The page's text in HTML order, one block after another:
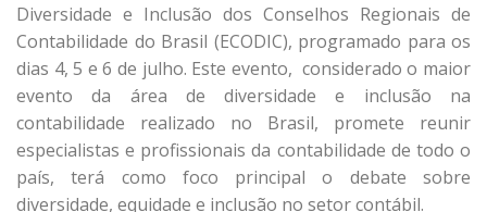
Diversidade e Inclusão dos Conselhos Regionais de
Contabilidade do Brasil (ECODIC), programado para os
dias 4, 5 e 6 de julho. Este evento, considerado o maior
evento da área de diversidade e inclusão na
contabilidade realizado no Brasil, promete reunir
especialistas e profissionais da contabilidade de todo o
país, terá como foco principal o debate sobre
diversidade, equidade e inclusão no setor contábil.